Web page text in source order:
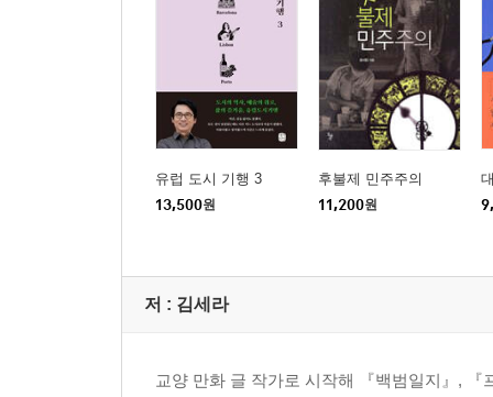
유럽 도시 기행 3
13,500원
후불제 민주주의
11,200원
저 : 김세라
교양 만화 글 작가로 시작해 『백범일지』, 『